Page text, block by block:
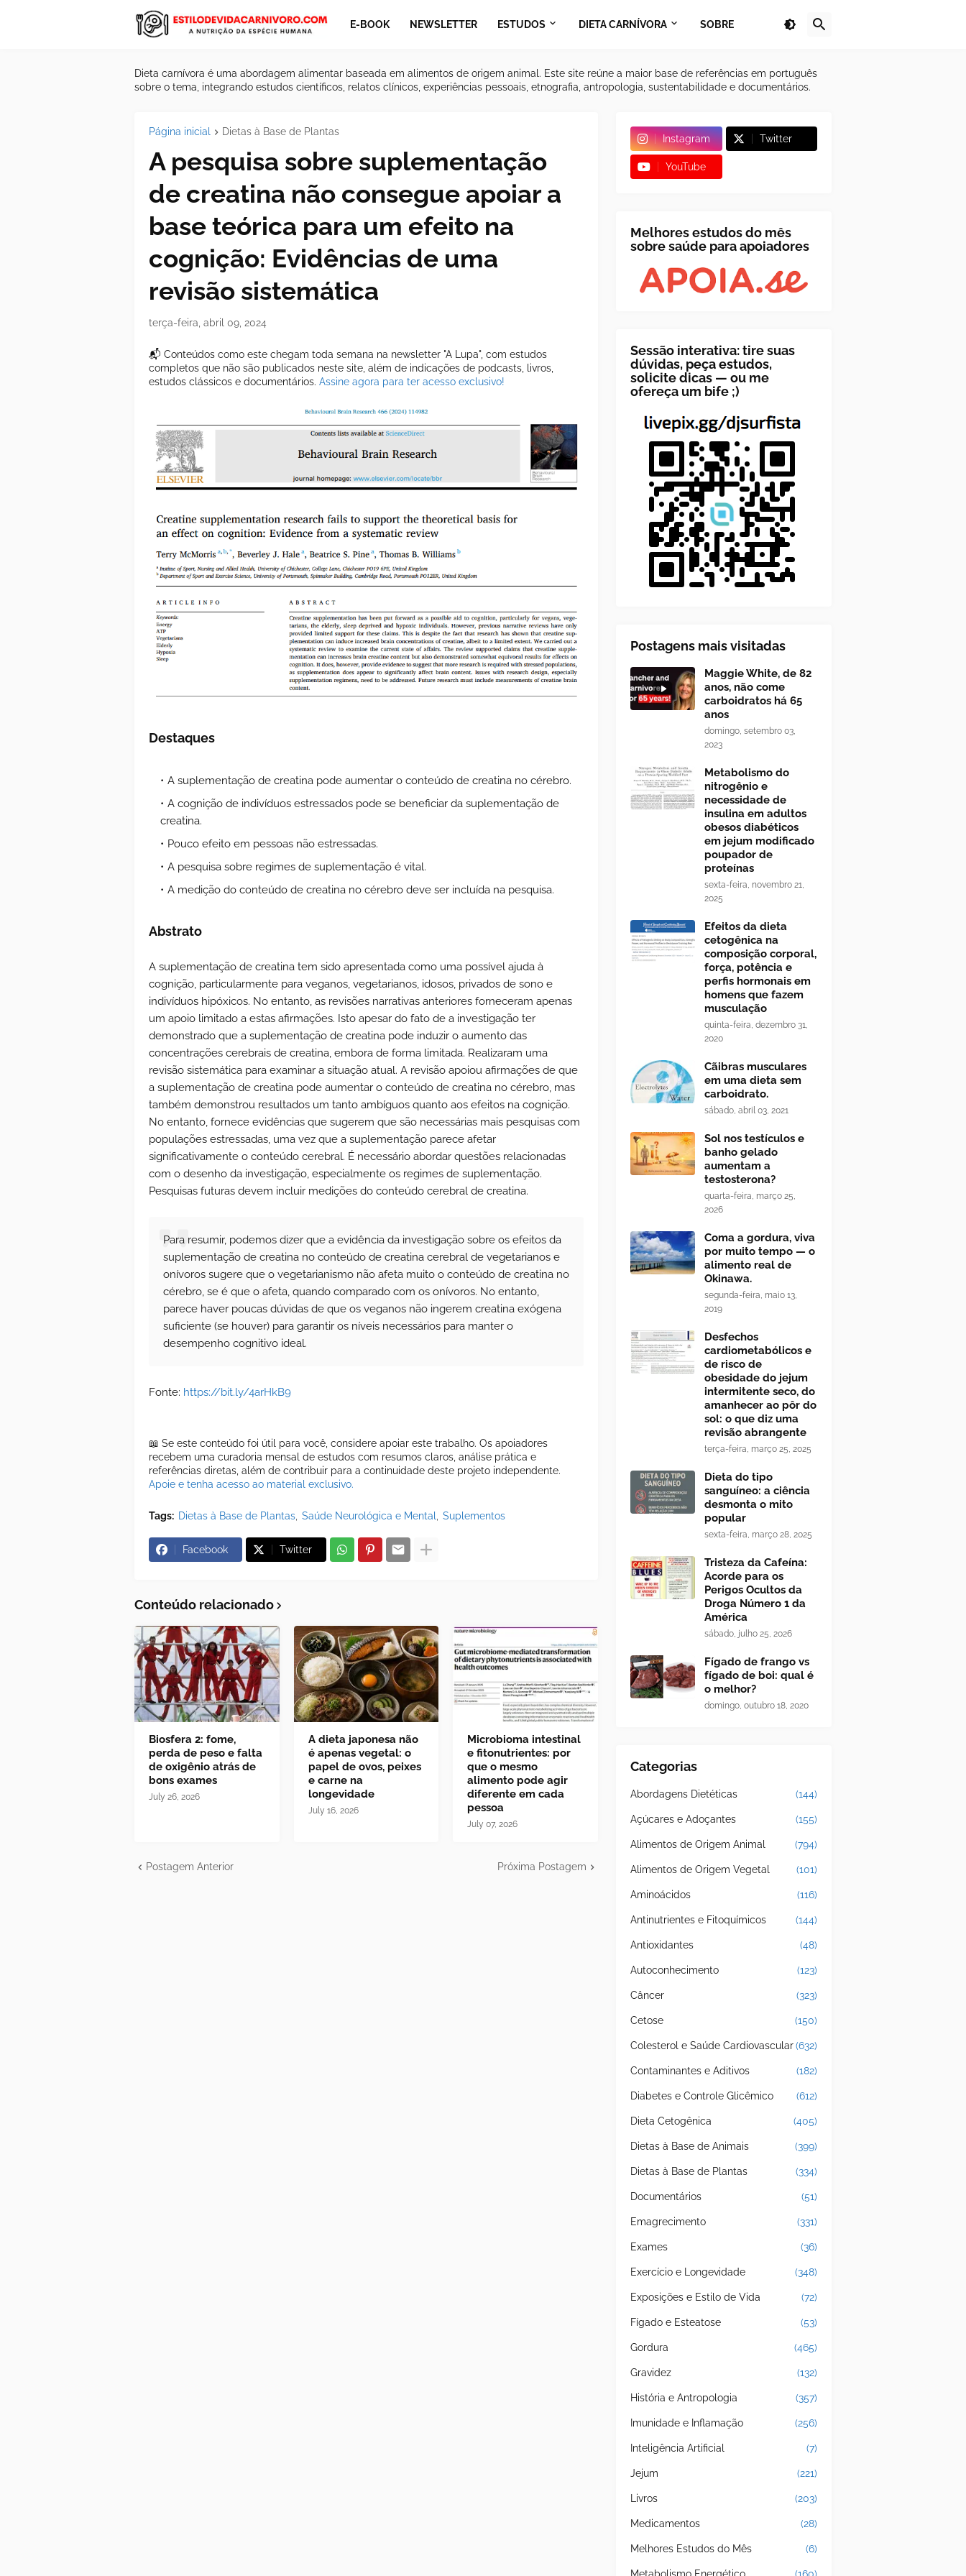
E-BOOK NEWSLETTER ESTUDOS DIETA CARNÍVORA SOBRE
Dieta carnívora é uma abordagem alimentar baseada em alimentos de origem animal. Este site reúne a maior base de referências em português
sobre o tema, integrando estudos científicos, relatos clínicos, experiências pessoais, etnografia, antropologia, sustentabilidade e documentários.
Página inicial Dietas à Base de Plantas
A pesquisa sobre suplementação
de creatina não consegue apoiar a
base teórica para um efeito na
cognição: Evidências de uma
revisão sistemática
terça-feira, abril 09, 2024
📬 Conteúdos como este chegam toda semana na newsletter "A Lupa", com estudos
completos que não são publicados neste site, além de indicações de podcasts, livros,
estudos clássicos e documentários. Assine agora para ter acesso exclusivo!
Destaques
A suplementação de creatina pode aumentar o conteúdo de creatina no cérebro.
A cognição de indivíduos estressados ​​pode se beneficiar da suplementação de
creatina.
Pouco efeito em pessoas não estressadas.
A pesquisa sobre regimes de suplementação é vital.
A medição do conteúdo de creatina no cérebro deve ser incluída na pesquisa.
Abstrato
A suplementação de creatina tem sido apresentada como uma possível ajuda à
cognição, particularmente para veganos, vegetarianos, idosos, privados de sono e
indivíduos hipóxicos. No entanto, as revisões narrativas anteriores forneceram apenas
um apoio limitado a estas afirmações. Isto apesar do fato de a investigação ter
demonstrado que a suplementação de creatina pode induzir o aumento das
concentrações cerebrais de creatina, embora de forma limitada. Realizaram uma
revisão sistemática para examinar a situação atual. A revisão apoiou afirmações de que
a suplementação de creatina pode aumentar o conteúdo de creatina no cérebro, mas
também demonstrou resultados um tanto ambíguos quanto aos efeitos na cognição.
No entanto, fornece evidências que sugerem que são necessárias mais pesquisas com
populações estressadas, uma vez que a suplementação parece afetar
significativamente o conteúdo cerebral. É necessário abordar questões relacionadas
com o desenho da investigação, especialmente os regimes de suplementação.
Pesquisas futuras devem incluir medições do conteúdo cerebral de creatina.
Para resumir, podemos dizer que a evidência da investigação sobre os efeitos da
suplementação de creatina no conteúdo de creatina cerebral de vegetarianos e
onívoros sugere que o vegetarianismo não afeta muito o conteúdo de creatina no
cérebro, se é que o afeta, quando comparado com os onívoros. No entanto,
parece haver poucas dúvidas de que os veganos não ingerem creatina exógena
suficiente (se houver) para garantir os níveis necessários para manter o
desempenho cognitivo ideal.
Fonte: https://bit.ly/4arHkB9
📖 Se este conteúdo foi útil para você, considere apoiar este trabalho. Os apoiadores
recebem uma curadoria mensal de estudos com resumos claros, análise prática e
referências diretas, além de contribuir para a continuidade deste projeto independente.
Apoie e tenha acesso ao material exclusivo.
Tags: Dietas à Base de Plantas Saúde Neurológica e Mental Suplementos
Facebook Twitter
Conteúdo relacionado
Biosfera 2: fome,
perda de peso e falta
de oxigênio atrás de
bons exames
July 26, 2026
A dieta japonesa não
é apenas vegetal: o
papel de ovos, peixes
e carne na
longevidade
July 16, 2026
Microbioma intestinal
e fitonutrientes: por
que o mesmo
alimento pode agir
diferente em cada
pessoa
July 07, 2026
Postagem Anterior Próxima Postagem
Instagram Twitter
YouTube
Melhores estudos do mês
sobre saúde para apoiadores
Sessão interativa: tire suas
dúvidas, peça estudos,
solicite dicas — ou me
ofereça um bife ;)
Postagens mais visitadas
Maggie White, de 82
anos, não come
carboidratos há 65
anos
domingo, setembro 03,
2023
Metabolismo do
nitrogênio e
necessidade de
insulina em adultos
obesos diabéticos
em jejum modificado
poupador de
proteínas
sexta-feira, novembro 21,
2025
Efeitos da dieta
cetogênica na
composição corporal,
força, potência e
perfis hormonais em
homens que fazem
musculação
quinta-feira, dezembro 31,
2020
Cãibras musculares
em uma dieta sem
carboidrato.
sábado, abril 03, 2021
Sol nos testículos e
banho gelado
aumentam a
testosterona?
quarta-feira, março 25,
2026
Coma a gordura, viva
por muito tempo — o
alimento real de
Okinawa.
segunda-feira, maio 13,
2019
Desfechos
cardiometabólicos e
de risco de
obesidade do jejum
intermitente seco, do
amanhecer ao pôr do
sol: o que diz uma
revisão abrangente
terça-feira, março 25, 2025
Dieta do tipo
sanguíneo: a ciência
desmonta o mito
popular
sexta-feira, março 28, 2025
Tristeza da Cafeína:
Acorde para os
Perigos Ocultos da
Droga Número 1 da
América
sábado, julho 25, 2026
Fígado de frango vs
fígado de boi: qual é
o melhor?
domingo, outubro 18, 2020
Categorias
Abordagens Dietéticas (144)
Açúcares e Adoçantes (155)
Alimentos de Origem Animal (794)
Alimentos de Origem Vegetal (101)
Aminoácidos (116)
Antinutrientes e Fitoquímicos (144)
Antioxidantes (48)
Autoconhecimento (123)
Câncer (323)
Cetose (150)
Colesterol e Saúde Cardiovascular(632)
Contaminantes e Aditivos (182)
Diabetes e Controle Glicêmico (612)
Dieta Cetogênica (405)
Dietas à Base de Animais (399)
Dietas à Base de Plantas (334)
Documentários (51)
Emagrecimento (331)
Exames (36)
Exercício e Longevidade (348)
Exposições e Estilo de Vida (72)
Fígado e Esteatose (53)
Gordura (465)
Gravidez (132)
História e Antropologia (357)
Imunidade e Inflamação (256)
Inteligência Artificial (7)
Jejum (221)
Livros (203)
Medicamentos (28)
Melhores Estudos do Mês (6)